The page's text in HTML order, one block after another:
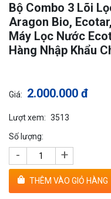
Bộ Combo 3 Lõi
Aragon Bio,
Máy Lọc Nước
Hàng Nhập Khẩu
Giá: 2.000.000 đ
Lượt xem: 3513
Số lượng:
- +
THÊM VÀO GIỎ HÀNG